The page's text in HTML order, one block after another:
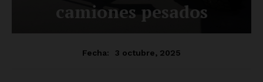
Luces
Del Siglo